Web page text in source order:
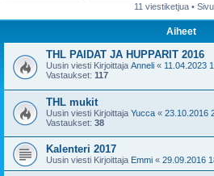
11 viestiketjua • Sivu
Aiheet
THL PAIDAT JA HUPPARIT 2016
Uusin viesti Kirjoittaja Anneli « 11.04.2023
Vastaukset: 117
THL mukit
Uusin viesti Kirjoittaja Yucca « 23.10.2016
Vastaukset: 38
Kalenteri 2017
Uusin viesti Kirjoittaja Emmi « 29.09.2016